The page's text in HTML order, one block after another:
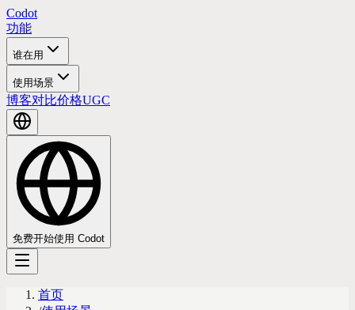
Codot
功能
谁在用
使用场景
博客对比价格UGC
免费开始使用 Codot
首页